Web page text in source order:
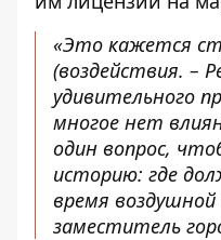
«Это кажется
(воздействия. –
удивительного
многое нет
один вопрос,
историю: где
время
заместитель